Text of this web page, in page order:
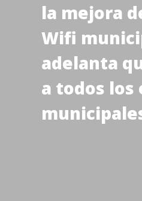
la mejora
Wifi
adelanta
a todos los